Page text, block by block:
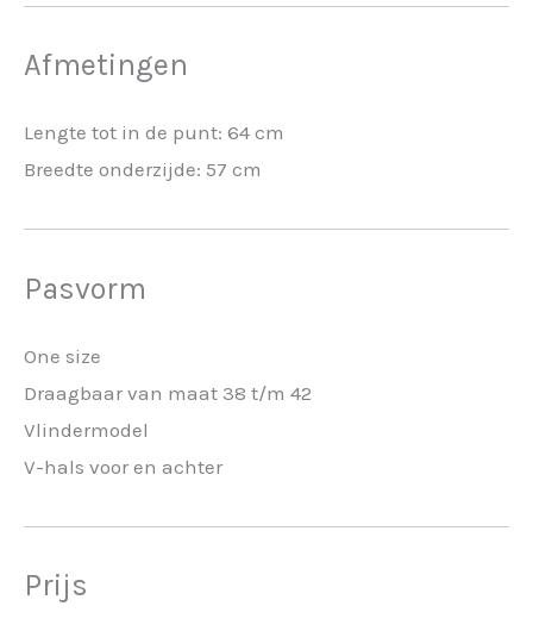
Afmetingen
Lengte tot in de punt: 64 cm
Breedte onderzijde: 57 cm
Pasvorm
One size
Draagbaar van maat 38 t/m 42
Vlindermodel
V-hals voor en achter
Prijs